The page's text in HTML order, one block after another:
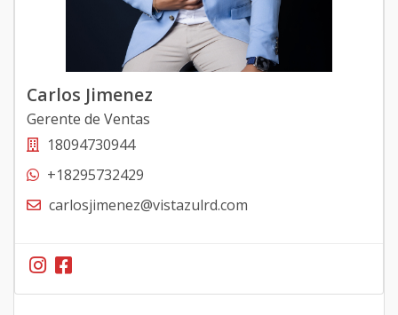
Carlos Jimenez
Gerente de Ventas
18094730944
+18295732429
carlosjimenez@vistazulrd.com